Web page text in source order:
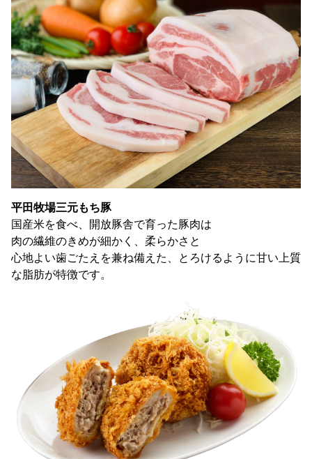
平田牧場三元もち豚
国産米を食べ、開放豚舎で育った豚肉は
肉の繊維のきめが細かく、柔らかさと
心地よい歯ごたえを兼ね備えた、とろけるように甘い上質
な脂肪が特徴です。